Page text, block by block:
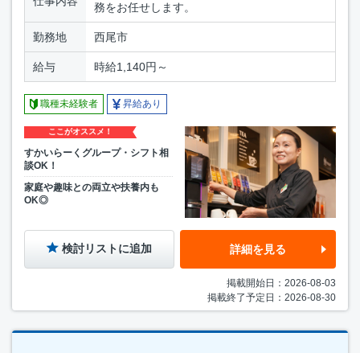
務をお任せします。
勤務地 西尾市
給与 時給1,140円～
職種未経験者 昇給あり
ここがオススメ！
すかいらーくグループ・シフト相
談OK！
家庭や趣味との両立や扶養内も
OK◎
検討リストに追加 詳細を見る
掲載開始日：2026-08-03
掲載終了予定日：2026-08-30